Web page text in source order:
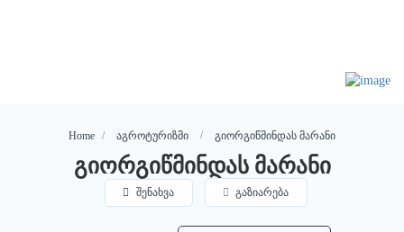
Home აგროტურიზმი გიორგიწმინდას მარანი
გიორგიწმინდას მარანი
შენახვა გაზიარება